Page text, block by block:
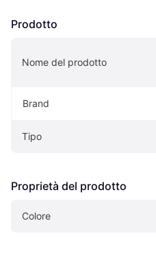
Prodotto
Nome del prodotto
Brand
Tipo
Proprietà del prodotto
Colore